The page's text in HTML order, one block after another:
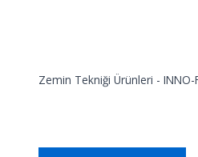
Zemin Tekniği Ürünleri - INNO-